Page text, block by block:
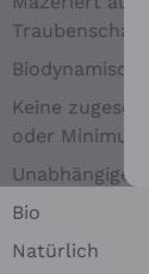
Traubenschalen
Biodynamisch
Keine
oder Minimum
Unabhängige
Bio
Natürlich